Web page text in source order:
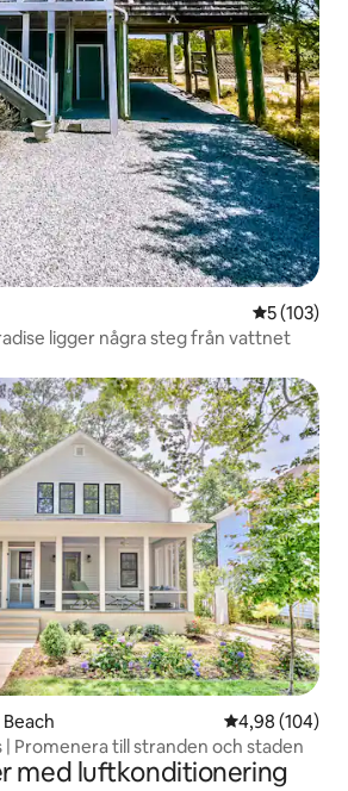
5 av 5 i
5 (103)
ligger några steg från vattnet
4,98 av 5 i
4,98 (104)
Promenera till stranden och staden
med luftkonditionering